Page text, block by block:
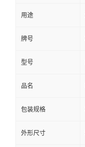
用途
牌号
型号
品名
包装规格
外形尺寸